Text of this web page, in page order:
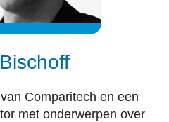
Comparitech en een
met onderwerpen over